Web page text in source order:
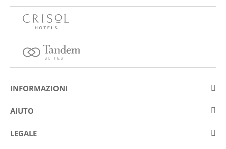
INFORMAZIONI
Su Eurostars Hotel Company
Concorsis
AIUTO
Contattare
LEGALE